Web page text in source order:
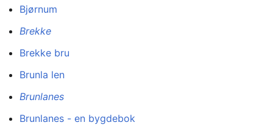
Bjørnum
Brekke
Brekke bru
Brunla len
Brunlanes
Brunlanes - en bygdebok